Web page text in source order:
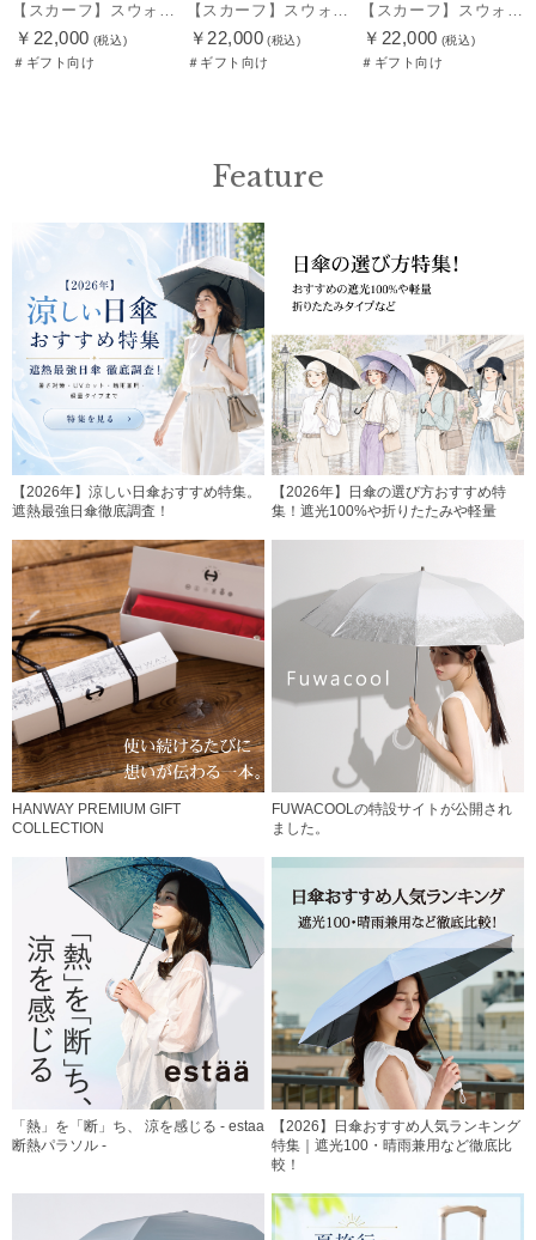
【スカーフ】スウォッシュロンドン (SWASH LONDON) Travelling Troupe 88×88 シルク 日本製
￥22,000 (税込)
＃ギフト向け
【スカーフ】スウォッシュロンドン (SWASH LONDON) Showtime 88×88 シルク 日本製
￥22,000 (税込)
＃ギフト向け
【スカーフ】スウォッシュロンドン (SWASH LONDON) Garden Act 88×88 シルク 日本製
￥22,000 (税込)
＃ギフト向け
Feature
【2026年】涼しい日傘おすすめ特集。
遮熱最強日傘徹底調査！
【2026年】日傘の選び方おすすめ特
集！遮光100%や折りたたみや軽量
HANWAY PREMIUM GIFT
COLLECTION
FUWACOOLの特設サイトが公開され
ました。
「熱」を「断」ち、 涼を感じる - estaa
断熱パラソル -
【2026】日傘おすすめ人気ランキング
特集｜遮光100・晴雨兼用など徹底比
較！